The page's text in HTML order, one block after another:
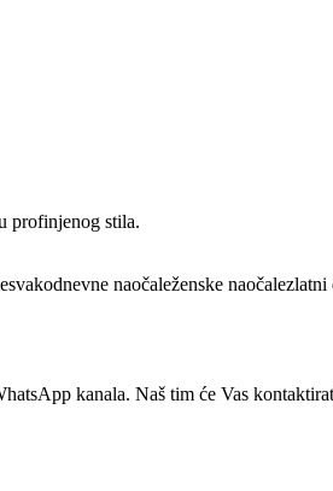
profinjenog stila.
svakodnevne naočaleženske naočalezlatni
kanala. Naš tim će Vas